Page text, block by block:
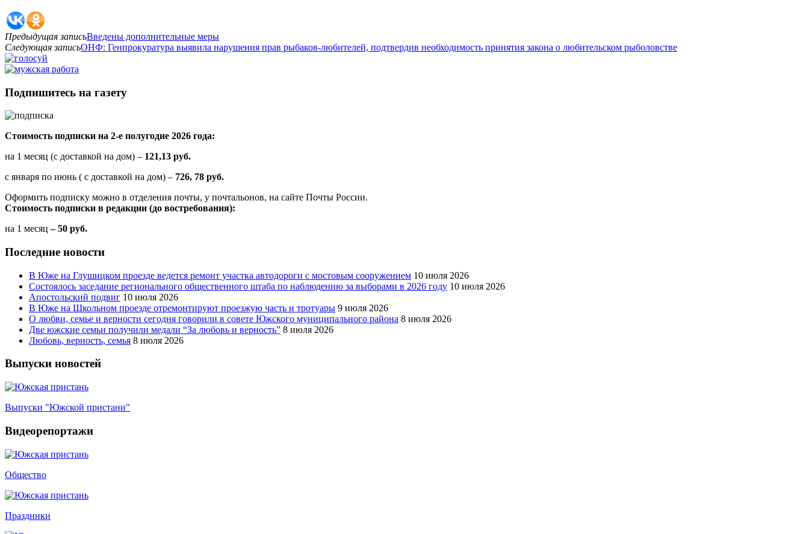
Предыдущая записьВведены дополнительные меры
Следующая записьОНФ: Генпрокуратура выявила нарушения прав рыбаков-любителей, подтвердив необходимость принятия закона о любительском рыболовстве
Подпишитесь на газету
Стоимость подписки на 2-е полугодие 2026 года:
на 1 месяц (с доставкой на дом) – 121,13 руб.
с января по июнь ( с доставкой на дом) – 726, 78 руб.
Оформить подписку можно в отделения почты, у почтальонов, на сайте Почты России.
Стоимость подписки в редакции (до востребования):
на 1 месяц – 50 руб.
Последние новости
В Юже на Глушицком проезде ведется ремонт участка автодороги с мостовым сооружением 10 июля 2026
Состоялось заседание регионального общественного штаба по наблюдению за выборами в 2026 году 10 июля 2026
Апостольский подвиг 10 июля 2026
В Юже на Школьном проезде отремонтируют проезжую часть и тротуары 9 июля 2026
О любви, семье и верности сегодня говорили в совете Южского муниципального района 8 июля 2026
Две южские семьи получили медали “За любовь и верность” 8 июля 2026
Любовь, верность, семья 8 июля 2026
Выпуски новостей
Выпуски "Южской пристани"
Видеорепортажи
Общество
Праздники